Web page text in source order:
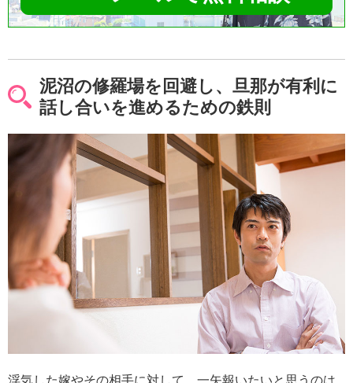
泥沼の修羅場を回避し、旦那が有利に
話し合いを進めるための鉄則
浮気した嫁やその相手に対して、一矢報いたいと思うのは